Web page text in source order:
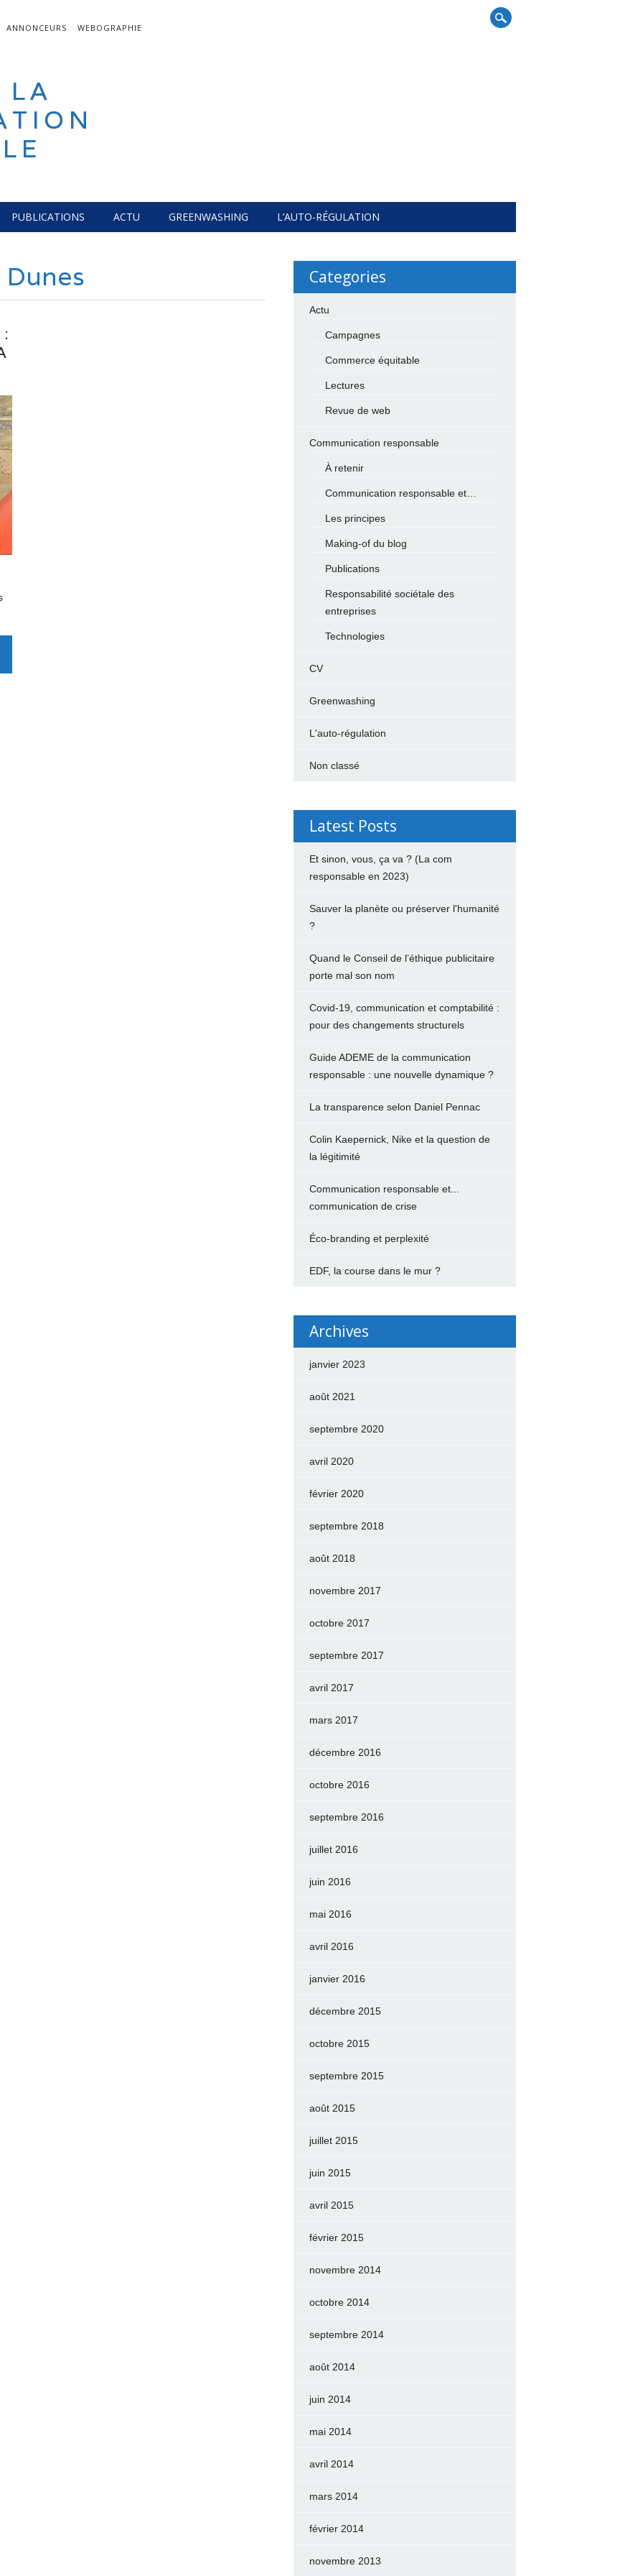
ANNONCEURS
WEBOGRAPHIE
LA
PUBLICATIONS ACTU GREENWASHING L’AUTO-RÉGULATION
Categories
Actu
Campagnes
Commerce équitable
Lectures
Revue de web
Communication responsable
À retenir
Communication responsable et…
Les principes
Making-of du blog
Publications
Responsabilité sociétale des
entreprises
Technologies
CV
Greenwashing
L'auto-régulation
Non classé
Latest Posts
Et sinon, vous, ça va ? (La com
responsable en 2023)
Sauver la planète ou préserver l'humanité
?
Quand le Conseil de l’éthique publicitaire
porte mal son nom
Covid-19, communication et comptabilité :
pour des changements structurels
Guide ADEME de la communication
responsable : une nouvelle dynamique ?
La transparence selon Daniel Pennac
Colin Kaepernick, Nike et la question de
la légitimité
Communication responsable et...
communication de crise
Éco-branding et perplexité
EDF, la course dans le mur ?
Archives
janvier 2023
août 2021
septembre 2020
avril 2020
février 2020
septembre 2018
août 2018
novembre 2017
octobre 2017
septembre 2017
avril 2017
mars 2017
décembre 2016
octobre 2016
septembre 2016
juillet 2016
juin 2016
mai 2016
avril 2016
janvier 2016
décembre 2015
octobre 2015
septembre 2015
août 2015
juillet 2015
juin 2015
avril 2015
février 2015
novembre 2014
octobre 2014
septembre 2014
août 2014
juin 2014
mai 2014
avril 2014
mars 2014
février 2014
novembre 2013